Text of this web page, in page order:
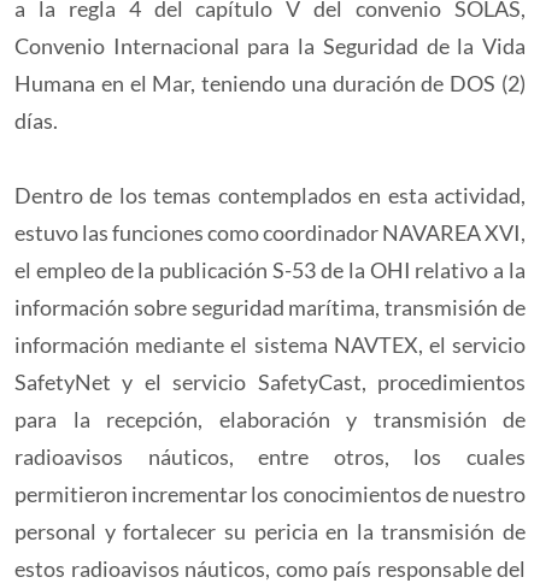
a la regla 4 del capítulo V del convenio SOLAS,
Convenio Internacional para la Seguridad de la Vida
Humana en el Mar, teniendo una duración de DOS (2)
días.
Dentro de los temas contemplados en esta actividad,
estuvo las funciones como coordinador NAVAREA XVI,
el empleo de la publicación S-53 de la OHI relativo a la
información sobre seguridad marítima, transmisión de
información mediante el sistema NAVTEX, el servicio
SafetyNet y el servicio SafetyCast, procedimientos
para la recepción, elaboración y transmisión de
radioavisos náuticos, entre otros, los cuales
permitieron incrementar los conocimientos de nuestro
personal y fortalecer su pericia en la transmisión de
estos radioavisos náuticos, como país responsable del